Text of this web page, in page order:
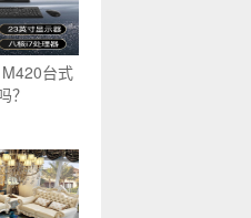
台式
？